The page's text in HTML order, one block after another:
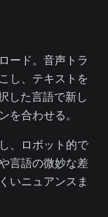
ード。音声トラ
し、テキストを
した言語で新し
を合わせる。
、ロボット的で
言語の微妙な差
いニュアンスま